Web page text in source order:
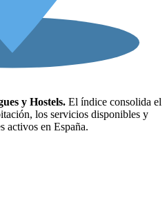
y Hostels. El índice consolida el
los servicios disponibles y
activos en España.